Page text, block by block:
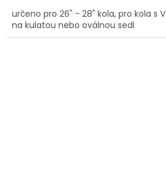
určeno pro 26" - 28" kola, pro kola s
na kulatou nebo oválnou sedl